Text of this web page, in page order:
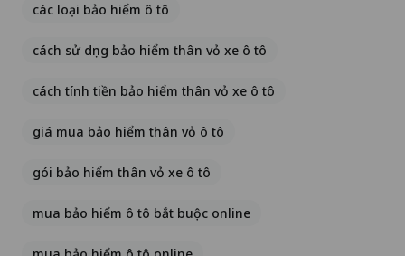
các loại bảo hiểm ô tô
cách sử dụng bảo hiểm thân vỏ xe ô tô
cách tính tiền bảo hiểm thân vỏ xe ô tô
giá mua bảo hiểm thân vỏ ô tô
gói bảo hiểm thân vỏ xe ô tô
mua bảo hiểm ô tô bắt buộc online